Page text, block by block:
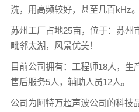
洗，用高频较好，甚至几百kHz。
苏州工厂占地25亩，位于：苏州
毗邻太湖，风景优美！
目前公司拥有：工程师18人，生
售后服务5人，辅助人员12人。
公司为阿特万超声波公司的科技